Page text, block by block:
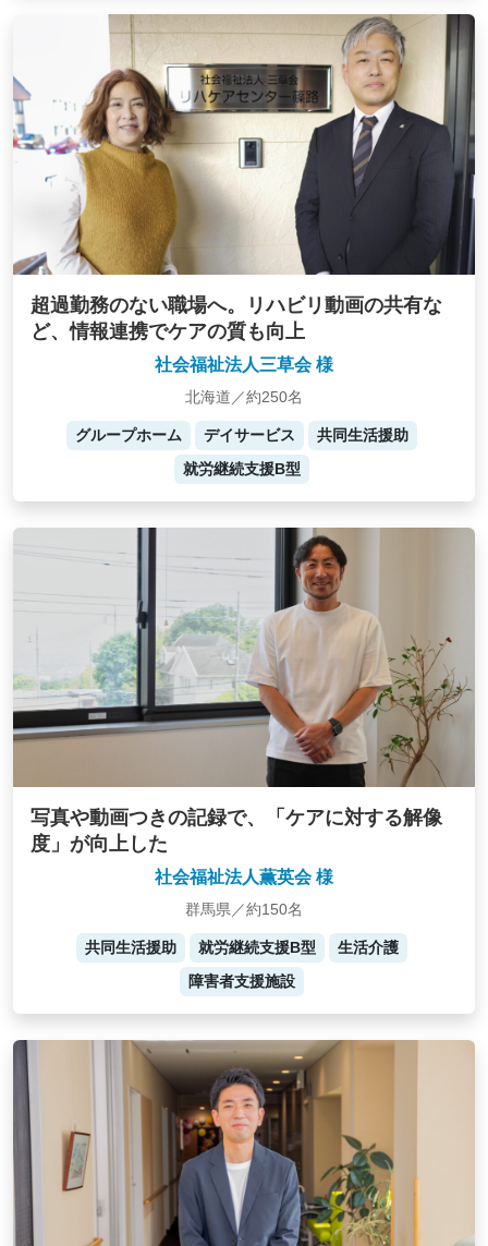
超過勤務のない職場へ。リハビリ動画の共有な
ど、情報連携でケアの質も向上
社会福祉法人三草会 様
北海道／約250名
グループホーム デイサービス
共同生活援助
就労継続支援B型
写真や動画つきの記録で、「ケアに対する解像
度」が向上した
社会福祉法人薫英会 様
群馬県／約150名
共同生活援助 就労継続支援B型
生活介護
障害者支援施設